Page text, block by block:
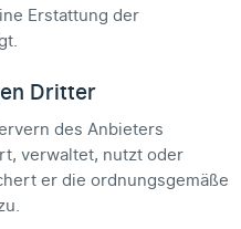
Erstattung der
Dritter
des Anbieters
verwaltet, nutzt oder
er die ordnungsgemäße